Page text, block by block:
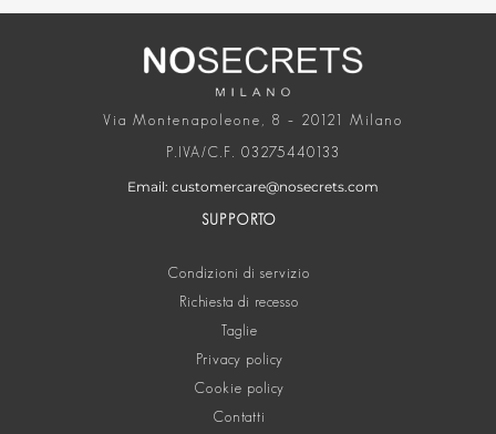
Via Montenapoleone, 8 – 20121 Milano
P.IVA/C.F. 03275440133
Email: customercare@nosecrets.com
SUPPORTO
Condizioni di servizio
Richiesta di recesso
Taglie
Privacy policy
Cookie policy
Contatti